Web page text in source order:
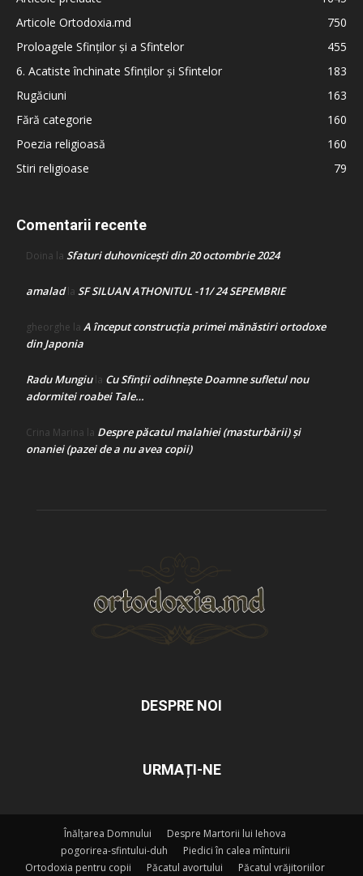
Articole Ortodoxia.md
750
Proloagele Sfinților și a Sfintelor
455
6. Acatiste închinate Sfinților și Sfintelor
183
Rugăciuni
163
Fără categorie
160
Poezia religioasă
160
Stiri religioase
79
Comentarii recente
Doina la Sfaturi duhovnicești din 20 octombrie 2024
amaladla SF SILUAN ATHONITUL -11/ 24 SEPEMBRIE
gheorghe la A început construcţia primei mănăstiri ortodoxe
din Japonia
Radu Mungiula Cu Sfinții odihnește Doamne sufletul nou
adormitei roabei Tale…
Crina Marina la Despre păcatul malahiei (masturbării) şi
onaniei (pazei de a nu avea copii)
DESPRE NOI
URMAȚI-NE
Înălțarea Domnului
Despre Martorii lui Iehova
pogorirea-sfintului-duh
Piedici în calea mîntuirii
Ortodoxia pentru copii
Păcatul avortului Păcatul vrăjitoriilor